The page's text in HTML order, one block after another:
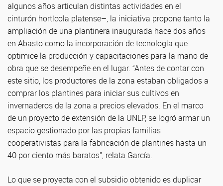
algunos años articulan distintas actividades en el
cinturón hortícola platense–, la iniciativa propone tanto la
ampliación de una plantinera inaugurada hace dos años
en Abasto como la incorporación de tecnología que
optimice la producción y capacitaciones para la mano de
obra que se desempeñe en el lugar. “Antes de contar con
este sitio, los productores de la zona estaban obligados a
comprar los plantines para iniciar sus cultivos en
invernaderos de la zona a precios elevados. En el marco
de un proyecto de extensión de la UNLP, se logró armar un
espacio gestionado por las propias familias
cooperativistas para la fabricación de plantines hasta un
40 por ciento más baratos”, relata García.
Lo que se proyecta con el subsidio obtenido es duplicar